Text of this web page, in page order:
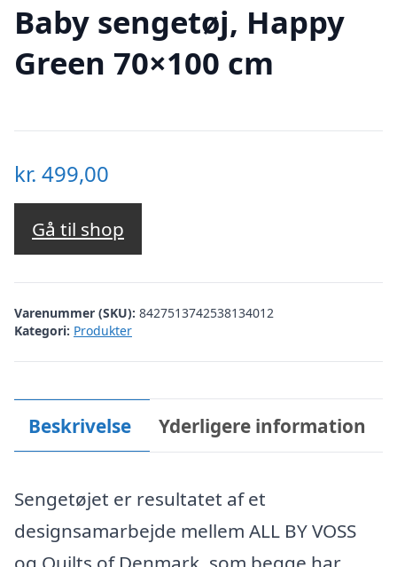
Baby sengetøj, Happy
Green 70×100 cm
kr. 499,00
Gå til shop
Varenummer (SKU): 8427513742538134012
Kategori: Produkter
Beskrivelse Yderligere information
Sengetøjet er resultatet af et
designsamarbejde mellem ALL BY VOSS